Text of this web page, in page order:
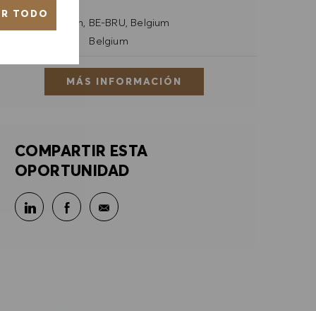
TODO
UbicaciónAntwerpen, BE-BRU, Belgium
Belgium
MÁS INFORMACIÓN
COMPARTIR ESTA
OPORTUNIDAD
Compartir en LinkedIn
Compartir en Facebook
Compartir por correo electrónico